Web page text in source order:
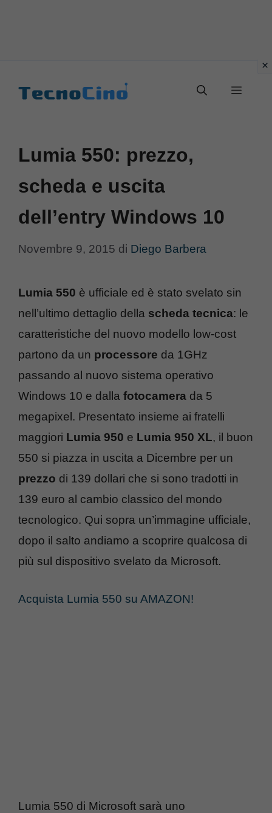
Menu
Lumia 550: prezzo,
scheda e uscita
dell’entry Windows 10
Novembre 9, 2015 di Diego Barbera
Lumia 550 è ufficiale ed è stato svelato sin
nell’ultimo dettaglio della scheda tecnica: le
caratteristiche del nuovo modello low-cost
partono da un processore da 1GHz
passando al nuovo sistema operativo
Windows 10 e dalla fotocamera da 5
megapixel. Presentato insieme ai fratelli
maggiori Lumia 950 e Lumia 950 XL, il buon
550 si piazza in uscita a Dicembre per un
prezzo di 139 dollari che si sono tradotti in
139 euro al cambio classico del mondo
tecnologico. Qui sopra un’immagine ufficiale,
dopo il salto andiamo a scoprire qualcosa di
più sul dispositivo svelato da Microsoft.
Acquista Lumia 550 su AMAZON!
Lumia 550 di Microsoft sarà uno